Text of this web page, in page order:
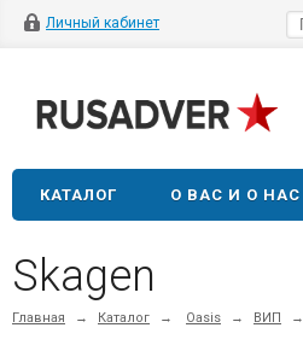
Личный кабинет
КАТАЛОГ О ВАС И О НАС
Skagen
Главная → Каталог → Oasis → ВИП →